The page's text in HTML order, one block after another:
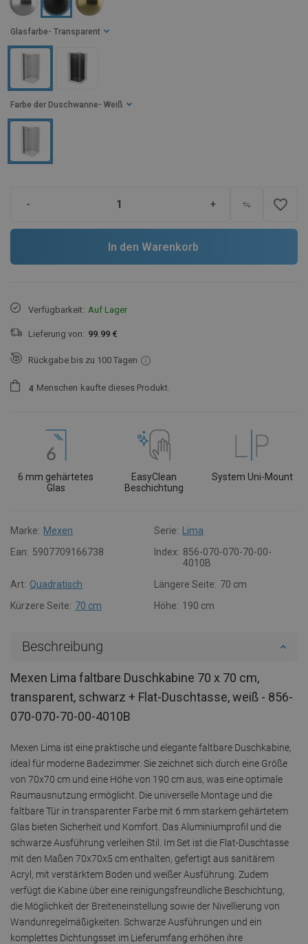
Glasfarbe - Transparent
Farbe der Duschwanne - Weiß
- + favorite_border
In den Warenkorb
Verfügbarkeit: Auf Lager
Lieferung von: 99.99 €
Rückgabe bis zu 100 Tagen
4 Menschen kaufte dieses Produkt.
6 mm gehärtetes
Glas
EasyClean
Beschichtung
System Uni-Mount
Marke: Mexen Serie:
Lima
Ean: 5907709166738 Index: 856-070-070-70-00-
4010B
Art: Quadratisch Längere Seite: 70 cm
Kürzere Seite: 70 cm Höhe: 190 cm
Beschreibung
Mexen Lima faltbare Duschkabine 70 x 70 cm,
transparent, schwarz + Flat-Duschtasse, weiß - 856-
070-070-70-00-4010B
Mexen Lima ist eine praktische und elegante faltbare Duschkabine,
ideal für moderne Badezimmer. Sie zeichnet sich durch eine Größe
von 70x70 cm und eine Höhe von 190 cm aus, was eine optimale
Raumausnutzung ermöglicht. Die universelle Montage und die
faltbare Tür in transparenter Farbe mit 6 mm starkem gehärtetem
Glas bieten Sicherheit und Komfort. Das Aluminiumprofil und die
schwarze Ausführung verleihen Stil. Im Set ist die Flat-Duschtasse
mit den Maßen 70x70x5 cm enthalten, gefertigt aus sanitärem
Acryl, mit verstärktem Boden und weißer Ausführung. Zudem
verfügt die Kabine über eine reinigungsfreundliche Beschichtung,
die Möglichkeit der Breiteneinstellung sowie der Nivellierung von
Wandunregelmäßigkeiten. Schwarze Ausführungen und ein
komplettes Dichtungsset im Lieferumfang erhöhen ihre